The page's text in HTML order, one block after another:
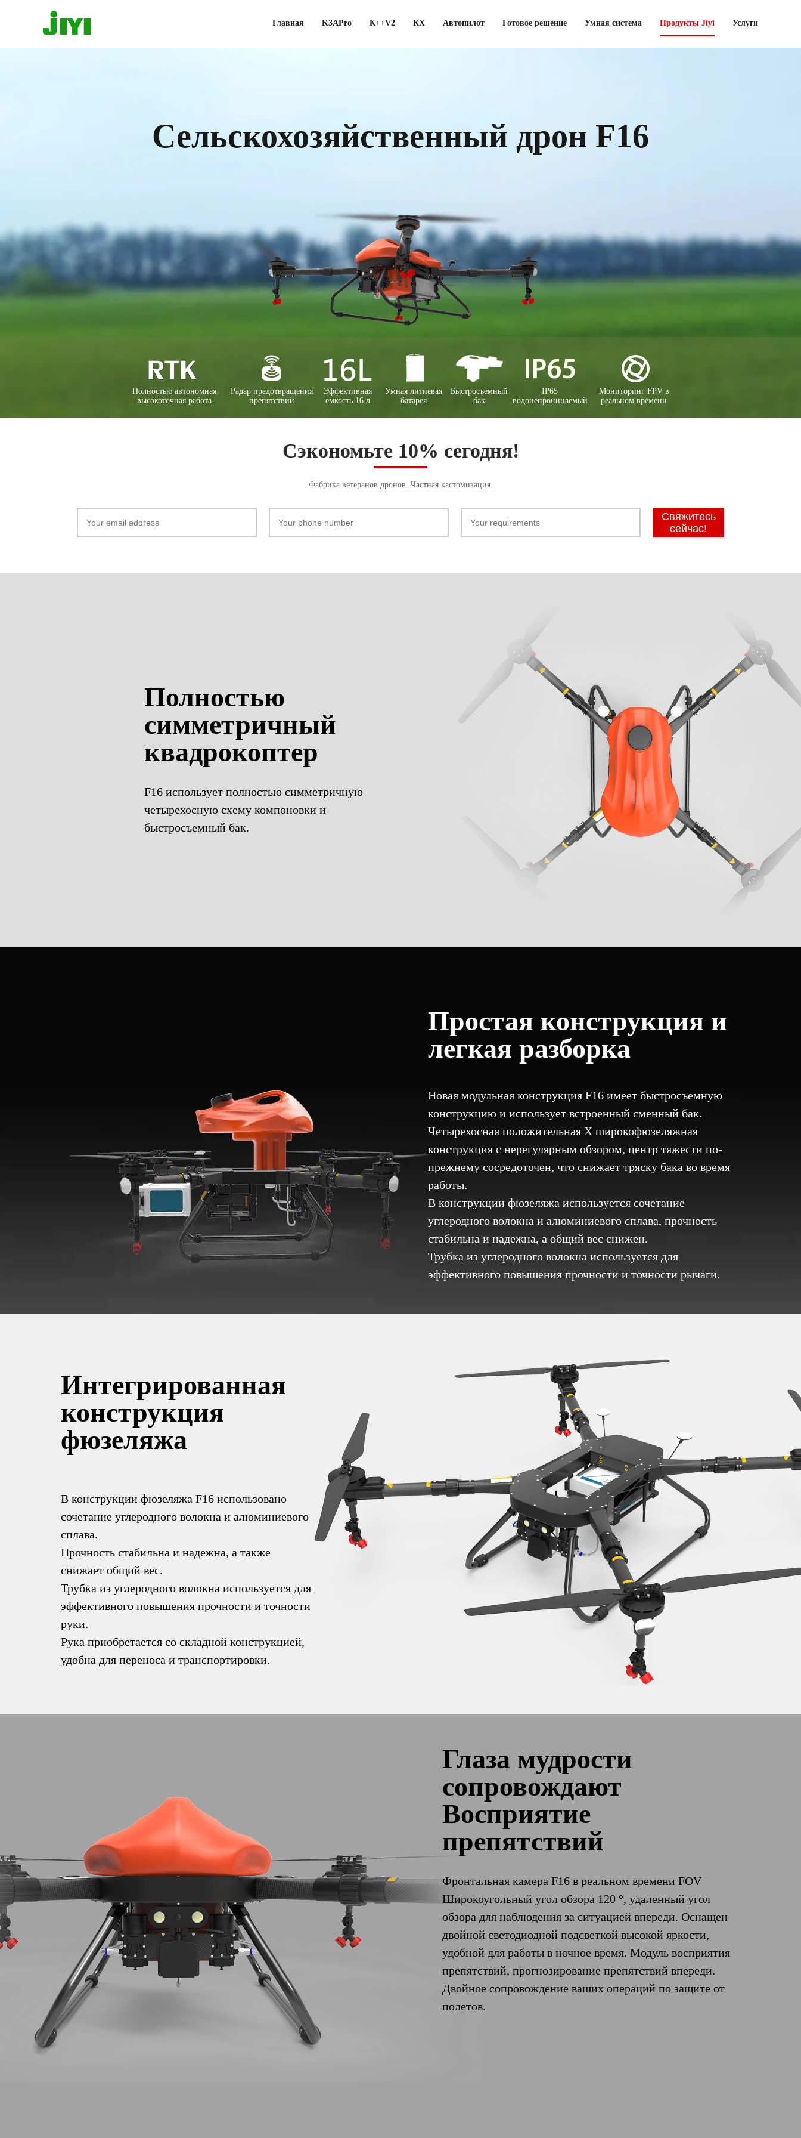
Главная K3APro К++V2 КХ Автопилот Готовое решение Умная система Продукты Jiyi Услуги
Сельскохозяйственный дрон F16
Полностью автономная
высокоточная работа
Радар предотвращения
препятствий
Эффективная
емкость 16 л
Умная литиевая
батарея
Быстросъемный
бак
IP65
водонепроницаемый
Мониторинг FPV в
реальном времени
Сэкономьте 10% сегодня!
Фабрика ветеранов дронов. Частная кастомизация.
Свяжитесь
сейчас!
Полностью
симметричный
квадрокоптер
F16 использует полностью симметричную
четырехосную схему компоновки и
быстросъемный бак.
Простая конструкция и
легкая разборка
Новая модульная конструкция F16 имеет быстросъемную
конструкцию и использует встроенный сменный бак.
Четырехосная положительная X широкофюзеляжная
конструкция с нерегулярным обзором, центр тяжести по-
прежнему сосредоточен, что снижает тряску бака во время
работы.
В конструкции фюзеляжа используется сочетание
углеродного волокна и алюминиевого сплава, прочность
стабильна и надежна, а общий вес снижен.
Трубка из углеродного волокна используется для
эффективного повышения прочности и точности рычаги.
Интегрированная
конструкция
фюзеляжа
В конструкции фюзеляжа F16 использовано
сочетание углеродного волокна и алюминиевого
сплава.
Прочность стабильна и надежна, а также
снижает общий вес.
Трубка из углеродного волокна используется для
эффективного повышения прочности и точности
руки.
Рука приобретается со складной конструкцией,
удобна для переноса и транспортировки.
Глаза мудрости
сопровождают
Восприятие
препятствий
Фронтальная камера F16 в реальном времени FOV
Широкоугольный угол обзора 120 °, удаленный угол
обзора для наблюдения за ситуацией впереди. Оснащен
двойной светодиодной подсветкой высокой яркости,
удобной для работы в ночное время. Модуль восприятия
препятствий, прогнозирование препятствий впереди.
Двойное сопровождение ваших операций по защите от
полетов.